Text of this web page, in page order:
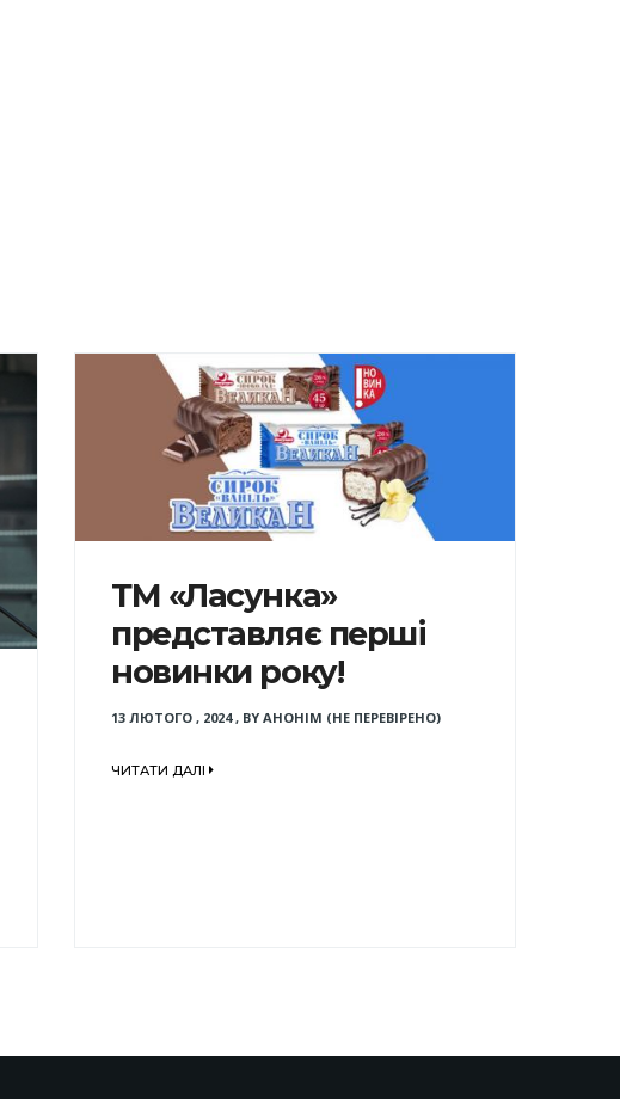
ТМ «Ласунка»
представляє перші
новинки року!
13 ЛЮТОГО , 2024, BY АНОНІМ (НЕ ПЕРЕВІРЕНО)
ЧИТАТИ ДАЛІ